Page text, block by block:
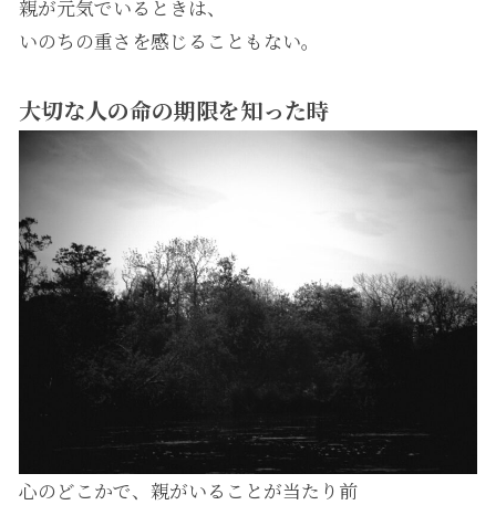
親が元気でいるときは、
いのちの重さを感じることもない。
大切な人の命の期限を知った時
心のどこかで、親がいることが当たり前